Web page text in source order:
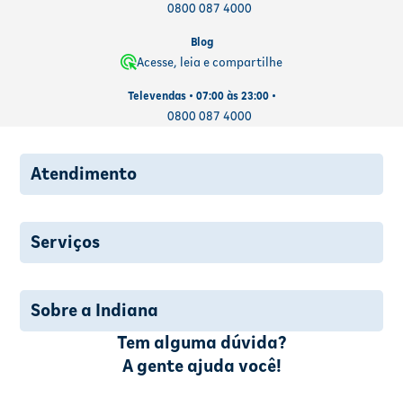
0800 087 4000
Blog
Acesse, leia e compartilhe
Televendas • 07:00 às 23:00 •
0800 087 4000
Atendimento
Serviços
Sobre a Indiana
Tem alguma dúvida?
A gente ajuda você!